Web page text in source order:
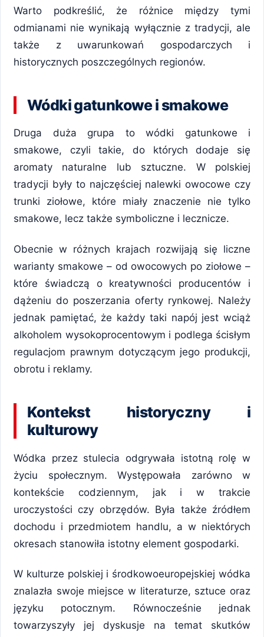
Warto podkreślić, że różnice między tymi
odmianami nie wynikają wyłącznie z tradycji, ale
także z uwarunkowań gospodarczych i
historycznych poszczególnych regionów.
Wódki gatunkowe i smakowe
Druga duża grupa to wódki gatunkowe i
smakowe, czyli takie, do których dodaje się
aromaty naturalne lub sztuczne. W polskiej
tradycji były to najczęściej nalewki owocowe czy
trunki ziołowe, które miały znaczenie nie tylko
smakowe, lecz także symboliczne i lecznicze.
Obecnie w różnych krajach rozwijają się liczne
warianty smakowe – od owocowych po ziołowe –
które świadczą o kreatywności producentów i
dążeniu do poszerzania oferty rynkowej. Należy
jednak pamiętać, że każdy taki napój jest wciąż
alkoholem wysokoprocentowym i podlega ścisłym
regulacjom prawnym dotyczącym jego produkcji,
obrotu i reklamy.
Kontekst historyczny i
kulturowy
Wódka przez stulecia odgrywała istotną rolę w
życiu społecznym. Występowała zarówno w
kontekście codziennym, jak i w trakcie
uroczystości czy obrzędów. Była także źródłem
dochodu i przedmiotem handlu, a w niektórych
okresach stanowiła istotny element gospodarki.
W kulturze polskiej i środkowoeuropejskiej wódka
znalazła swoje miejsce w literaturze, sztuce oraz
języku potocznym. Równocześnie jednak
towarzyszyły jej dyskusje na temat skutków